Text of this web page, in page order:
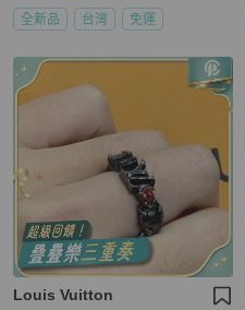
全新品 台灣 免運
Louis Vuitton